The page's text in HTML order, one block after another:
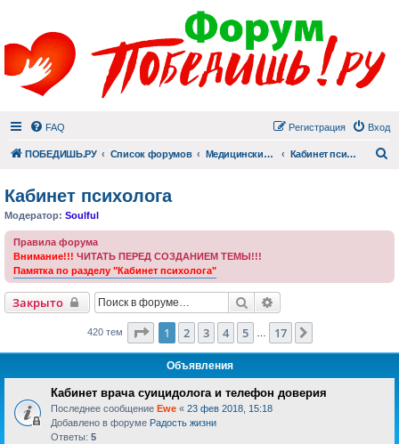
FAQ Вход
Регистрация
ПОБЕДИШЬ.РУ Список форумов Медицинский раздел Кабинет психолога
Кабинет психолога
Модератор: Soulful
Правила форума
Внимание!!! ЧИТАТЬ ПЕРЕД СОЗДАНИЕМ ТЕМЫ!!!
Памятка по разделу "Кабинет психолога"
Закрыто Поиск
420 тем Страница из 17
1 2 3 4 5 17
Объявления
Кабинет врача суицидолога и телефон доверия
Последнее сообщение Ewe « 23 фев 2018, 15:18
Добавлено в форуме Радость жизни
Ответы: 5